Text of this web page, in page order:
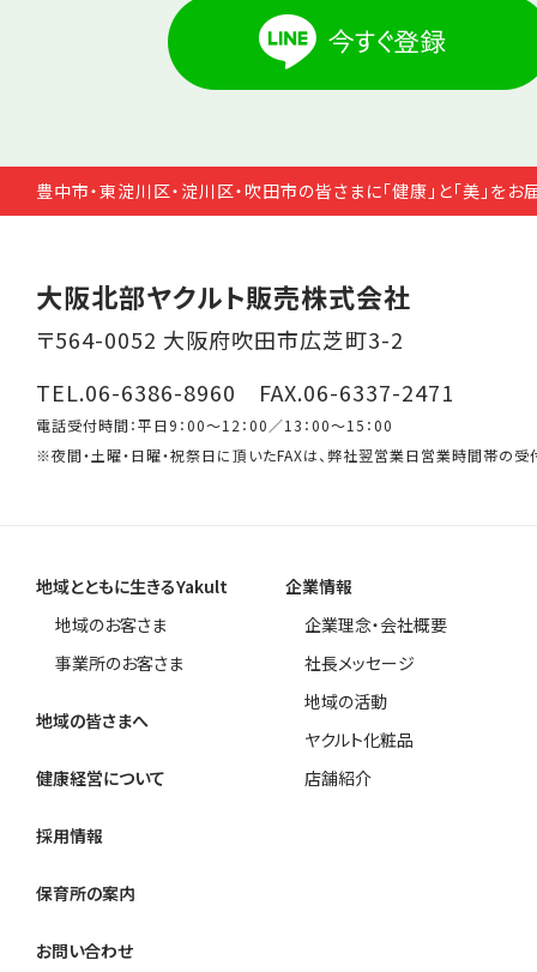
豊中市・東淀川区・淀川区・吹田市の皆さまに「健康」と「美」をお
大阪北部ヤクルト販売株式会社
〒564-0052 大阪府吹田市広芝町3-2
TEL.06-6386-8960 FAX.06-6337-2471
電話受付時間：平日9：00～12：00／13：00～15：00
※夜間・土曜・日曜・祝祭日に頂いたFAXは、弊社翌営業日営業時間帯の受
地域とともに生きるYakult
地域のお客さま
事業所のお客さま
地域の皆さまへ
健康経営について
企業情報
企業理念・会社概要
社長メッセージ
地域の活動
ヤクルト化粧品
店舗紹介
採用情報
保育所の案内
お問い合わせ